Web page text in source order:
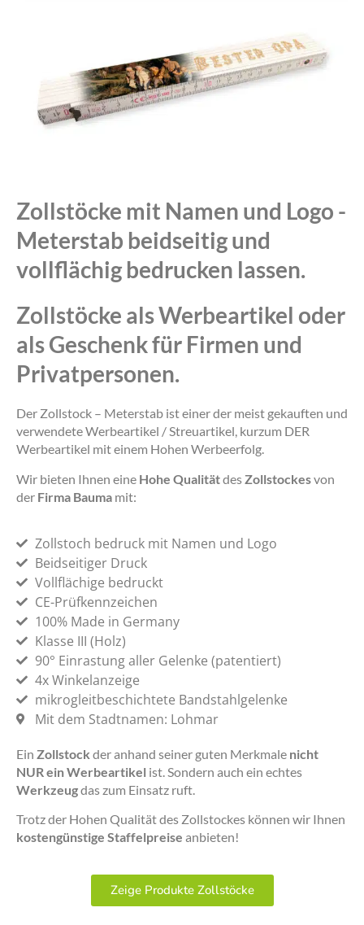
Zollstöcke mit Namen und Logo -
Meterstab beidseitig und
vollflächig bedrucken lassen.
Zollstöcke als Werbeartikel oder
als Geschenk für Firmen und
Privatpersonen.
Der Zollstock – Meterstab ist einer der meist gekauften und
verwendete Werbeartikel / Streuartikel, kurzum DER
Werbeartikel mit einem Hohen Werbeerfolg.
Wir bieten Ihnen eine Hohe Qualitätdes Zollstockesvon
der Firma Bauma mit:
Zollstoch bedruck mit Namen und Logo
Beidseitiger Druck
Vollflächige bedruckt
CE-Prüfkennzeichen
100% Made in Germany
Klasse III (Holz)
90° Einrastung aller Gelenke (patentiert)
4x Winkelanzeige
mikrogleitbeschichtete Bandstahlgelenke
Mit dem Stadtnamen: Lohmar
Ein Zollstock der anhand seiner guten Merkmale nicht
NUR ein Werbeartikel ist. Sondern auch ein echtes
Werkzeugdas zum Einsatz ruft.
Trotz der Hohen Qualität des Zollstockes können wir Ihnen
kostengünstige Staffelpreise anbieten!
Zeige Produkte Zollstöcke